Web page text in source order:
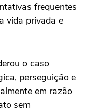
frequentes
vida privada e
o caso
perseguição e
em razão
sem